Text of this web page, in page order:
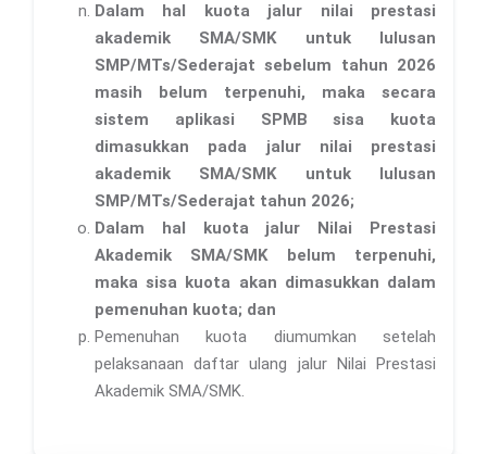
Dalam hal kuota jalur nilai prestasi
akademik SMA/SMK untuk lulusan
SMP/MTs/Sederajat sebelum tahun 2026
masih belum terpenuhi, maka secara
sistem aplikasi SPMB sisa kuota
dimasukkan pada jalur nilai prestasi
akademik SMA/SMK untuk lulusan
SMP/MTs/Sederajat tahun 2026;
Dalam hal kuota jalur Nilai Prestasi
Akademik SMA/SMK belum terpenuhi,
maka sisa kuota akan dimasukkan dalam
pemenuhan kuota; dan
Pemenuhan kuota diumumkan setelah
pelaksanaan daftar ulang jalur Nilai Prestasi
Akademik SMA/SMK.